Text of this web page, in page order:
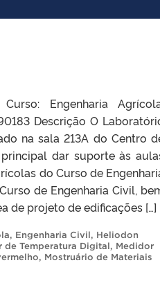
Engenharia
Descrição O
na sala 213A do Centro
dar suporte às
do Curso de
de Engenharia Civil,
de projeto de edificações […]
, Engenharia Civil, Heliodon
de Temperatura Digital, Medidor
, Mostruário de Materiais